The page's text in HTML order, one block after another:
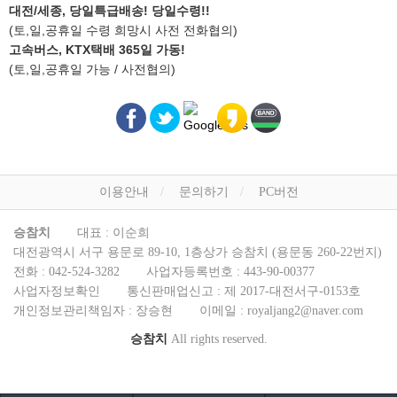
대전/세종, 당일특급배송! 당일수령!!
(토,일,공휴일 수령 희망시 사전 전화협의)
고속버스, KTX택배 365일 가동!
(토,일,공휴일 가능 / 사전협의)
이용안내 문의하기 PC버전
승참치
대표 : 이순희
대전광역시 서구 용문로 89-10, 1층상가 승참치 (용문동 260-22번지)
전화 : 042-524-3282 사업자등록번호 : 443-90-00377
사업자정보확인
통신판매업신고 : 제 2017-대전서구-0153호
개인정보관리책임자 : 장승현
이메일 : royaljang2@naver.com
승참치 All rights reserved.